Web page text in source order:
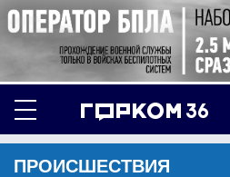
ПРОИСШЕСТВИЯ